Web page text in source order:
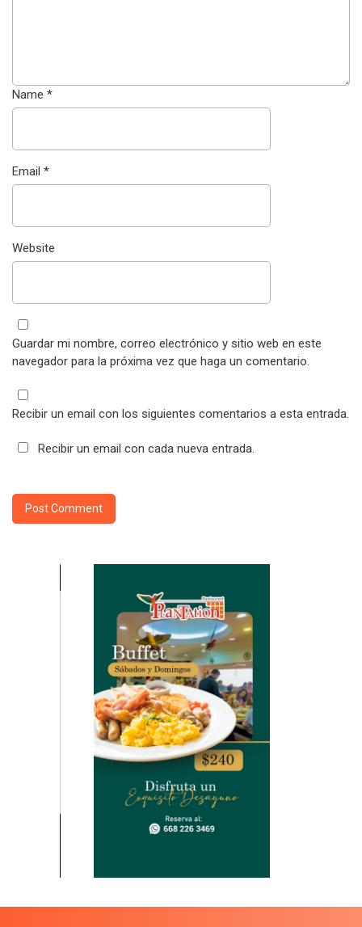
Name *
Email *
Website
Guardar mi nombre, correo electrónico y sitio web en este
navegador para la próxima vez que haga un comentario.
Recibir un email con los siguientes comentarios a esta entrada.
Recibir un email con cada nueva entrada.